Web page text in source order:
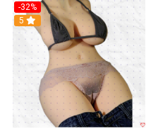
-32%
5